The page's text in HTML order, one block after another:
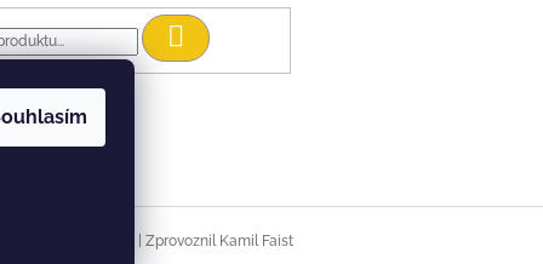
Hledat
Zprovoznil Kamil Faist